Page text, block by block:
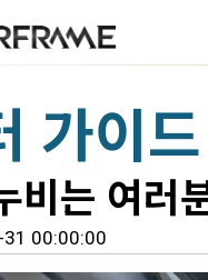
가이드
비는 여러
00:00:00